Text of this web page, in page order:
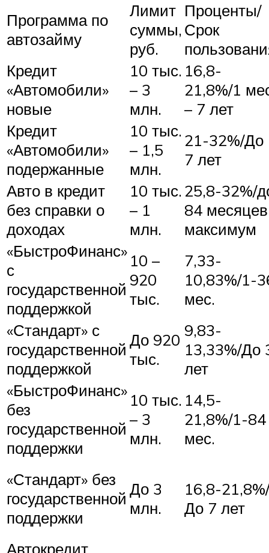
Программа по
автозайму
Лимит
суммы,
руб.
Проценты/
Срок
Кредит
«Автомобили»
новые
10 тыс.
– 3
млн.
16,8-
21,8%/1
– 7 лет
Кредит
«Автомобили»
подержанные
10 тыс.
– 1,5
млн.
21-32%/До
7 лет
Авто в кредит
без справки о
доходах
10 тыс.
– 1
млн.
25,8-32%/
84 месяцев
максимум
«БыстроФинанс»
с
государственной
поддержкой
10 –
920
тыс.
7,33-
10,83%/1-
мес.
«Стандарт» с
государственной
поддержкой
До 920
тыс.
9,83-
13,33%/До
лет
«БыстроФинанс»
без
государственной
поддержки
10 тыс.
– 3
млн.
14,5-
21,8%/1-84
мес.
«Стандарт» без
государственной
поддержки
До 3
млн.
16,8-21,8%/
До 7 лет
Автокредит